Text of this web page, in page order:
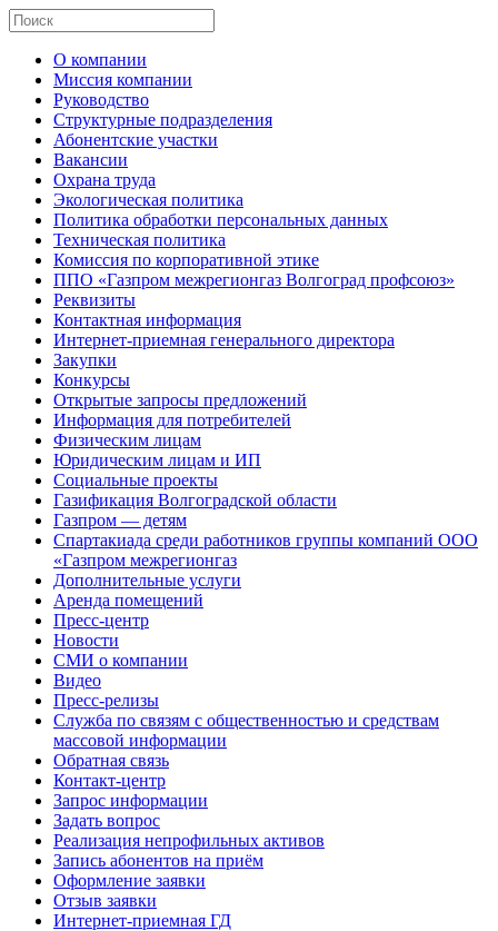
О компании
Миссия компании
Руководство
Структурные подразделения
Абонентские участки
Вакансии
Охрана труда
Экологическая политика
Политика обработки персональных данных
Техническая политика
Комиссия по корпоративной этике
ППО «Газпром межрегионгаз Волгоград профсоюз»
Реквизиты
Контактная информация
Интернет-приемная генерального директора
Закупки
Конкурсы
Открытые запросы предложений
Информация для потребителей
Физическим лицам
Юридическим лицам и ИП
Социальные проекты
Газификация Волгоградской области
Газпром — детям
Спартакиада среди работников группы компаний ООО
«Газпром межрегионгаз
Дополнительные услуги
Аренда помещений
Пресс-центр
Новости
СМИ о компании
Видео
Пресс-релизы
Служба по связям с общественностью и средствам
массовой информации
Обратная связь
Контакт-центр
Запрос информации
Задать вопрос
Реализация непрофильных активов
Запись абонентов на приём
Оформление заявки
Отзыв заявки
Интернет-приемная ГД